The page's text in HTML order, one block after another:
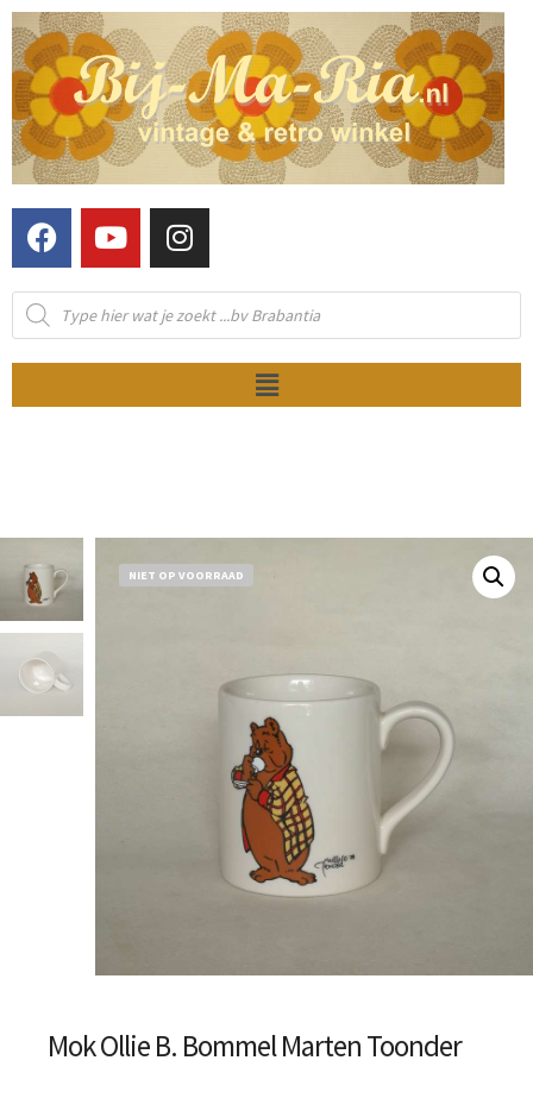
NIET OP VOORRAAD
Mok Ollie B. Bommel Marten Toonder